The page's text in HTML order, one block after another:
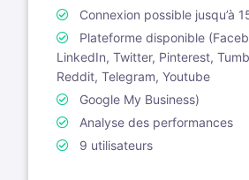
Connexion possible jusqu’à
Plateforme disponible
LinkedIn, Twitter, Pinterest,
Reddit, Telegram, Youtube
Google My Business)
Analyse des performances
9 utilisateurs